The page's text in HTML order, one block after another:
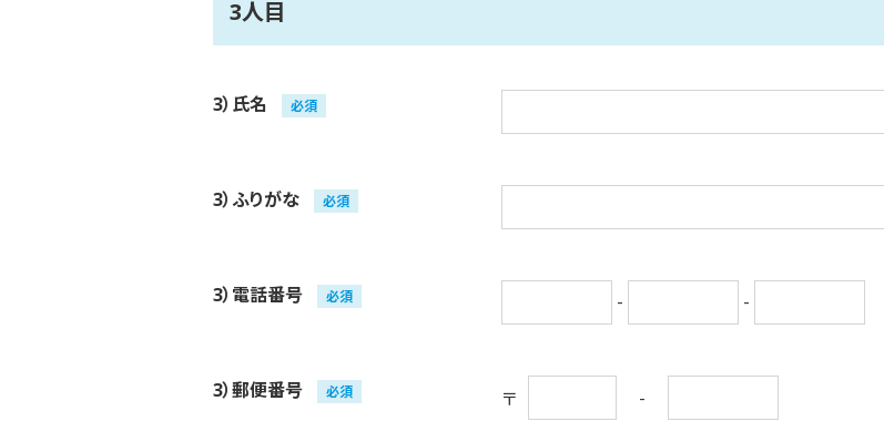
3人目
3）氏名 必須
3）ふりがな 必須
3）電話番号 必須 - -
3）郵便番号 必須 〒 -